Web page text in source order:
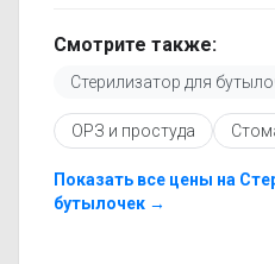
регулярно обновляется,
только актуальные
Перед покупкой
инструкцией по
противопоказаниями.
микроволновой печи с
веществом или более
Смотрите также:
Стерилизатор для
ОРЗ и простуда
Показать все цены на
бутылочек →